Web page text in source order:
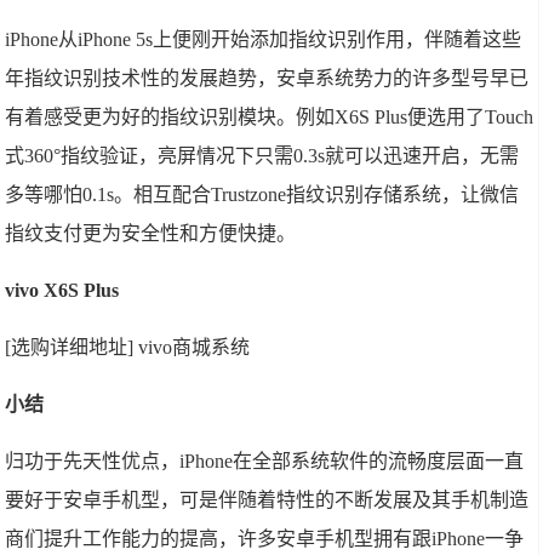
iPhone从iPhone 5s上便刚开始添加指纹识别作用，伴随着这些
年指纹识别技术性的发展趋势，安卓系统势力的许多型号早已
有着感受更为好的指纹识别模块。例如X6S Plus便选用了Touch
式360°指纹验证，亮屏情况下只需0.3s就可以迅速开启，无需
多等哪怕0.1s。相互配合Trustzone指纹识别存储系统，让微信
指纹支付更为安全性和方便快捷。
vivo X6S Plus
[选购详细地址] vivo商城系统
小结
归功于先天性优点，iPhone在全部系统软件的流畅度层面一直
要好于安卓手机型，可是伴随着特性的不断发展及其手机制造
商们提升工作能力的提高，许多安卓手机型拥有跟iPhone一争